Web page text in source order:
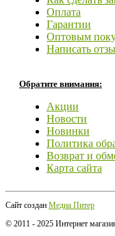
Оплата
Гарантии
Оптовым
Написать
Обратите внимания:
Акции
Новости
Новинки
Политика
Возврат и
Карта сайта
Сайт создан Медиа Питер
© 2011 - 2025 Интернет